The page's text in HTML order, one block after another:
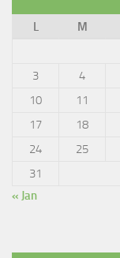
L
M
3
4
10
11
17
18
24
25
31
« Jan